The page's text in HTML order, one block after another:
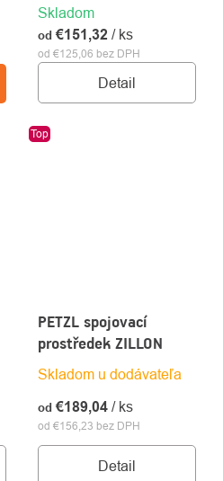
Skladom
od €125,06 bez DPH
od €151,32 / ks
Detail
Top
PETZL spojovací
prostředek ZILLON
Skladom u dodávateľa
od €156,23 bez DPH
od €189,04 / ks
Detail